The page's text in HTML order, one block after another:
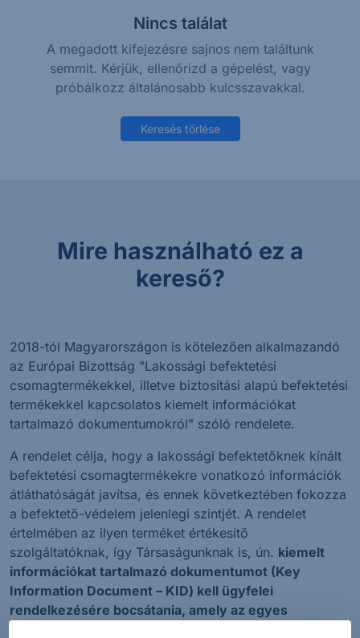
Nincs találat
A megadott kifejezésre sajnos nem találtunk
semmit. Kérjük, ellenőrizd a gépelést, vagy
próbálkozz általánosabb kulcsszavakkal.
Keresés törlése
Mire használható ez a
kereső?
2018-tól Magyarországon is kötelezően alkalmazandó
az Európai Bizottság "Lakossági befektetési
csomagtermékekkel, illetve biztosítási alapú befektetési
termékekkel kapcsolatos kiemelt információkat
tartalmazó dokumentumokról" szóló rendelete.
A rendelet célja, hogy a lakossági befektetőknek kínált
befektetési csomagtermékekre vonatkozó információk
átláthatóságát javítsa, és ennek következtében fokozza
a befektető-védelem jelenlegi szintjét. A rendelet
értelmében az ilyen terméket értékesítő
szolgáltatóknak, így Társaságunknak is, ún. kiemelt
információkat tartalmazó dokumentumot (Key
Information Document – KID) kell ügyfelei
rendelkezésére bocsátania, amely az egyes